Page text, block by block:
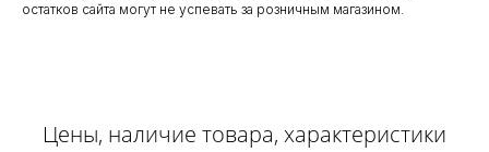
остатков сайта могут не успевать за розничным магазином.
Цены, наличие товара, характеристики